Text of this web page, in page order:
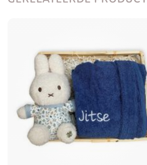
aan